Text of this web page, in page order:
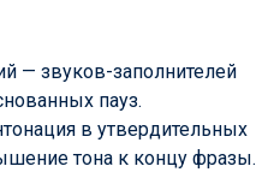
— звуков-заполнителей
пауз.
в утвердительных
тона к концу фразы.